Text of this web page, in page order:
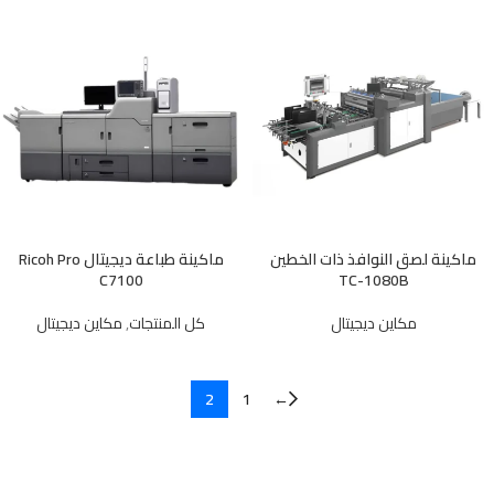
ماكينة لصق النوافذ ذات الخطين
TC-1080B
مكاين ديجيتال
ماكينة طباعة ديجيتال Ricoh Pro
C7100
كل المنتجات,مكاين ديجيتال
←
1
2